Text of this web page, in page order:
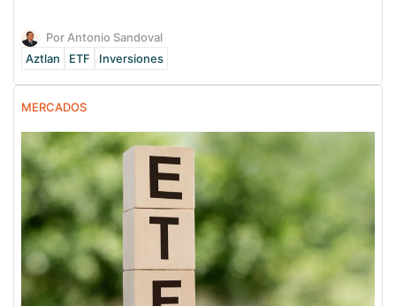
Por Antonio Sandoval
Aztlan
ETF Inversiones
MERCADOS